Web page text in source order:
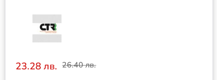
23.28 лв. 26.40 лв.